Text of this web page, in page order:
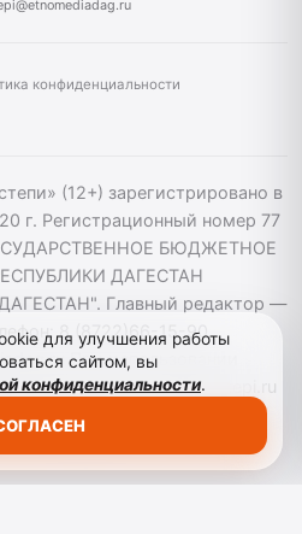
конфиденциальности
(12+) зарегистрировано в
г. Регистрационный номер 77
БЮДЖЕТНОЕ
ДАГЕСТАН
Главный редактор —
8 (8722)66-15-90
При использовании
гиперссылка на golosstepi.ru
для улучшения работы
сайтом, вы
конфиденциальности.